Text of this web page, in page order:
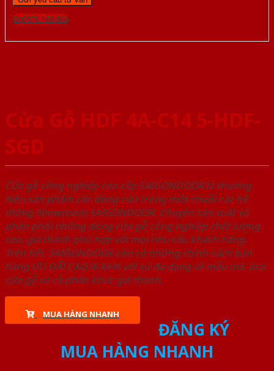
Gọi 0976.169.864
Cửa Gỗ HDF 4A-C14 5-HDF-
SGD
Cửa gỗ công nghiệp cao cấp SAIGONDOOR là thương
hiệu sản phẩm các dòng cửa trong một chuỗi các hệ
thống Showroom SAIGONDOOR. Chuyên sản xuất và
phân phối những dòng cửa gỗ công nghiệp chất lượng
cao, giá thành phù hợp với mọi nhu cầu khách hàng.
Trên hết, SAIGONDOOR còn có những chính sách bán
hàng ƯU ĐÃI CAO đi kèm với sự đa dạng về mẫu mã, loại
cửa gỗ và cả phân khúc giá thành.
MUA HÀNG NHANH
ĐĂNG KÝ
MUA HÀNG NHANH